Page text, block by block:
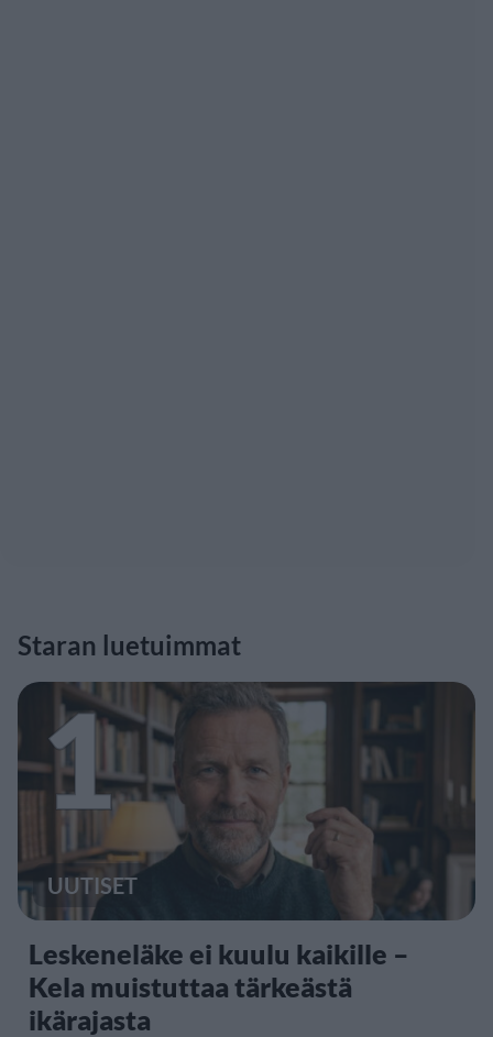
Staran luetuimmat
1
UUTISET
Leskeneläke ei kuulu kaikille –
Kela muistuttaa tärkeästä
ikärajasta